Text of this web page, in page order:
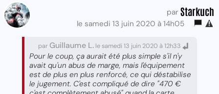
par Starkuch
le samedi 13 juin 2020 à 14h05
par Guillaume L. le samedi 13 juin 2020 à 12h33
Pour le coup, ça aurait été plus simple s'il n'y
avait qu'un abus de marge, mais l'équipement
est de plus en plus renforcé, ce qui déstabilise
le jugement. C'est compliqué de dire "470 €